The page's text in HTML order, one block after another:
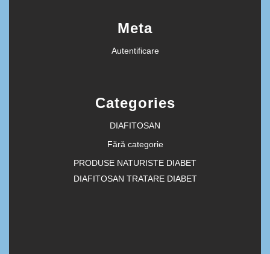
Meta
Autentificare
Categories
DIAFITOSAN
Fără categorie
PRODUSE NATURISTE DIABET
DIAFITOSAN TRATARE DIABET